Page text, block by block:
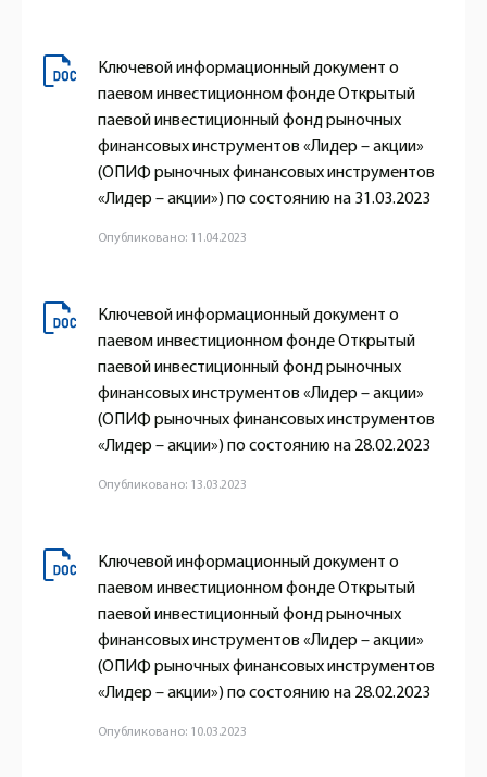
Ключевой информационный документ о
паевом инвестиционном фонде Открытый
паевой инвестиционный фонд рыночных
финансовых инструментов «Лидер – акции»
(ОПИФ рыночных финансовых инструментов
«Лидер – акции») по состоянию на 31.03.2023
Опубликовано: 11.04.2023
Ключевой информационный документ о
паевом инвестиционном фонде Открытый
паевой инвестиционный фонд рыночных
финансовых инструментов «Лидер – акции»
(ОПИФ рыночных финансовых инструментов
«Лидер – акции») по состоянию на 28.02.2023
Опубликовано: 13.03.2023
Ключевой информационный документ о
паевом инвестиционном фонде Открытый
паевой инвестиционный фонд рыночных
финансовых инструментов «Лидер – акции»
(ОПИФ рыночных финансовых инструментов
«Лидер – акции») по состоянию на 28.02.2023
Опубликовано: 10.03.2023